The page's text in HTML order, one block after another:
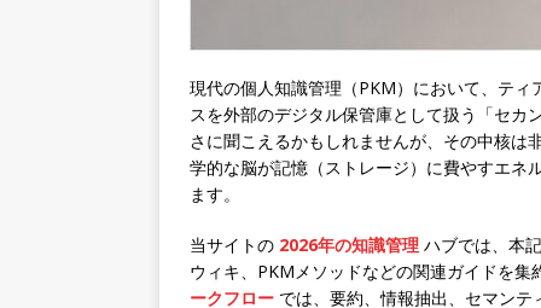
現代の個人知識管理（PKM）において、テ
スを外部のデジタル保管庫として扱う「セカ
さに聞こえるかもしれませんが、その中核は
学的な脳が記憶（ストレージ）に費やすエネ
ます。
当サイトの 2026年の知識管理 ハブでは、本
ウィキ、PKMメソッドなどの関連ガイドを集
ークフロー では、要約、情報抽出、セマン